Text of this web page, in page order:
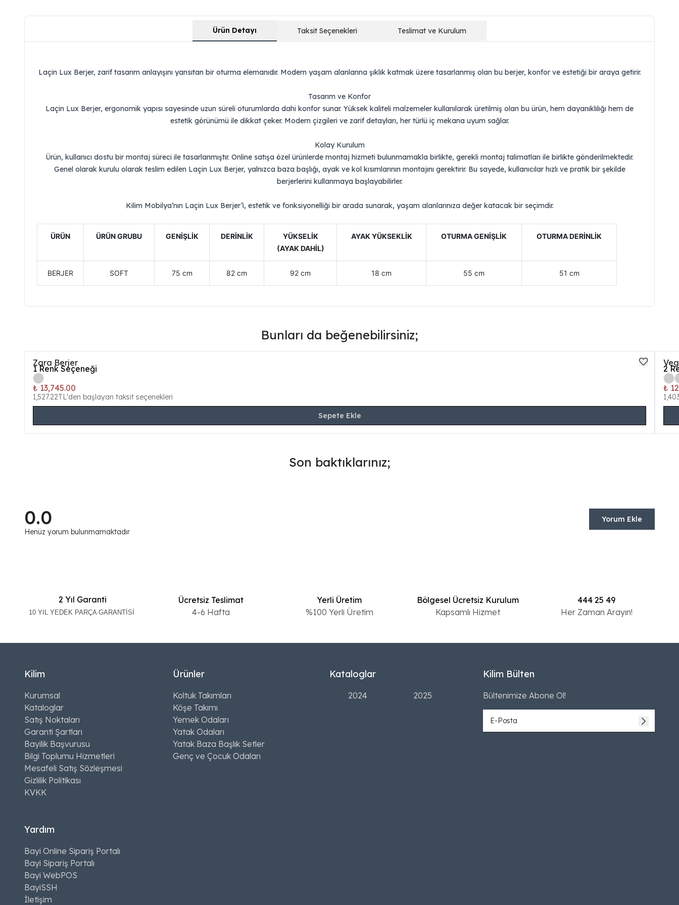
Ürün Detayı Taksit Seçenekleri Teslimat ve Kurulum
Laçin Lux Berjer, zarif tasarım anlayışını yansıtan bir oturma elemanıdır. Modern yaşam alanlarına şıklık katmak üzere tasarlanmış olan bu berjer, konfor ve estetiği bir araya getirir.
Tasarım ve Konfor
Laçin Lux Berjer, ergonomik yapısı sayesinde uzun süreli oturumlarda dahi konfor sunar. Yüksek kaliteli malzemeler kullanılarak üretilmiş olan bu ürün, hem dayanıklılığı hem de
estetik görünümü ile dikkat çeker. Modern çizgileri ve zarif detayları, her türlü iç mekana uyum sağlar.
Kolay Kurulum
Ürün, kullanıcı dostu bir montaj süreci ile tasarlanmıştır. Online satışa özel ürünlerde montaj hizmeti bulunmamakla birlikte, gerekli montaj talimatları ile birlikte gönderilmektedir.
Genel olarak kurulu olarak teslim edilen Laçin Lux Berjer, yalnızca baza başlığı, ayak ve kol kısımlarının montajını gerektirir. Bu sayede, kullanıcılar hızlı ve pratik bir şekilde
berjerlerini kullanmaya başlayabilirler.
Kilim Mobilya’nın Laçin Lux Berjer’i, estetik ve fonksiyonelliği bir arada sunarak, yaşam alanlarınıza değer katacak bir seçimdir.
ÜRÜN ÜRÜN GRUBU GENİŞLİK DERİNLİK
YÜKSELİK
(AYAK DAHİL)
AYAK YÜKSEKLİK OTURMA GENİŞLİK OTURMA DERİNLİK
BERJER SOFT 75 cm 82 cm 92 cm 18 cm 55 cm 51 cm
Bunları da beğenebilirsiniz;
Zara Berjer
1 Renk Seçeneği
₺ 13,745.00
1,527.22TL'den başlayan taksit seçenekleri
Sepete Ekle
2
₺
Son baktıklarınız;
0.0
Henüz yorum bulunmamaktadır
Yorum Ekle
2 Yıl Garanti
10 YIL YEDEK PARÇA GARANTİSİ
Ücretsiz Teslimat
4-6 Hafta
Yerli Üretim
%100 Yerli Üretim
Bölgesel Ücretsiz Kurulum
Kapsamlı Hizmet
444 25 49
Her Zaman Arayın!
Kilim
Kurumsal
Kataloglar
Satış Noktaları
Garanti Şartları
Bayilik Başvurusu
Bilgi Toplumu Hizmetleri
Mesafeli Satış Sözleşmesi
Gizlilik Politikası
KVKK
Ürünler
Koltuk Takımları
Köşe Takımı
Yemek Odaları
Yatak Odaları
Yatak Baza Başlık Setler
Genç ve Çocuk Odaları
Yardım
Bayi Online Sipariş Portalı
Bayi Sipariş Portalı
Bayi WebPOS
BayiSSH
İletişim
Kataloglar
2024 2025
Kilim Bülten
Bültenimize Abone Ol!